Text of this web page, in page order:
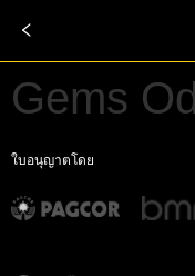
Gems
ใบอนุญาตโดย